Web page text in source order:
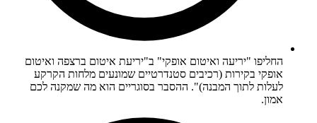
החליפו "יריעה ואיטום אופקי" ב"יריעת איטום ברצפה ואיטום
אופקי בקירות (רכיבים סטנדרטיים שמונעים מלחות הקרקע
לעלות לתוך המבנה)". ההסבר בסוגריים הוא מה שמקנה לכם
אמון.